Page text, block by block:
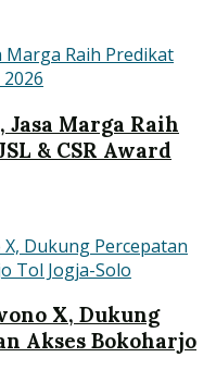
Marga Raih
& CSR Award
X, Dukung
Akses Bokoharjo